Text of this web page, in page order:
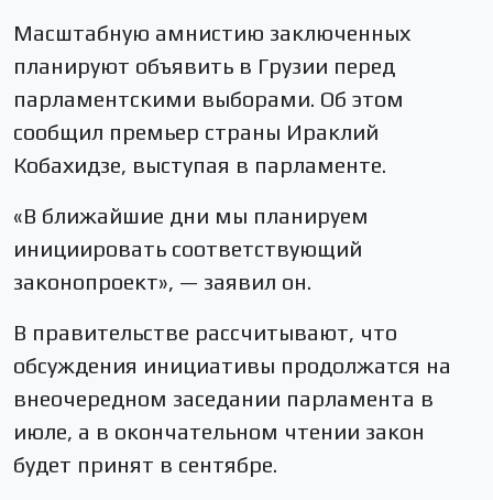
Масштабную амнистию заключенных
планируют объявить в Грузии перед
парламентскими выборами. Об этом
сообщил премьер страны Ираклий
Кобахидзе, выступая в парламенте.
«В ближайшие дни мы планируем
инициировать соответствующий
законопроект», — заявил он.
В правительстве рассчитывают, что
обсуждения инициативы продолжатся на
внеочередном заседании парламента в
июле, а в окончательном чтении закон
будет принят в сентябре.